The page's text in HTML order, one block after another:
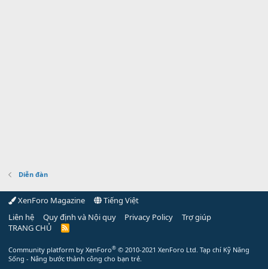
Diễn đàn
XenForo Magazine
Tiếng Việt
Liên hệ
Quy định và Nội quy Privacy Policy
Trợ giúp
TRANG CHỦ
R
Community platform by XenForo® © 2010-2021 XenForo Ltd. Tạp chí Kỹ Năng
Sống - Nâng bước thành công cho bạn trẻ.